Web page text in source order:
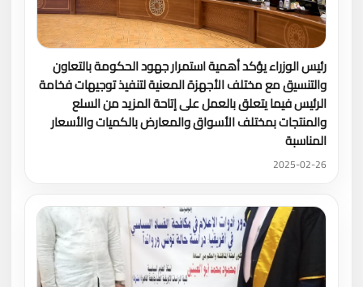
رئيس الوزراء يؤكد أهمية استمرار جهود الحكومة بالتعاون
والتنسيق مع مختلف الأجهزة المعنية لتنفيذ توجيهات فخامة
الرئيس فيما يتعلق بالعمل على إتاحة المزيد من السلع
والمنتجات بمختلف الأسواق والمعارض بالكميات والأسعار
المناسبة
2025-02-26